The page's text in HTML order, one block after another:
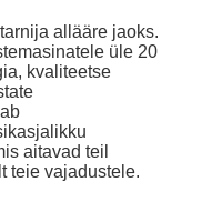
allääre jaoks.
üle 20
kvaliteetse
aitavad teil
teie vajadustele.